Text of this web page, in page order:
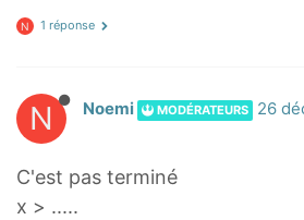
N 1 réponse
N Noemi MODÉRATEURS 26
C'est pas terminé
x > .....